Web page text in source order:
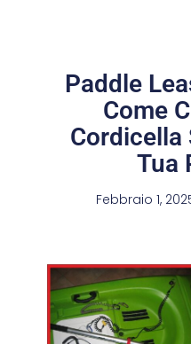
Paddle
Come
Cordicella
Tua
Febbraio 1,